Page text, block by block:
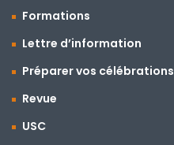
Formations
Lettre d’information
Préparer vos célébrations
Revue
USC